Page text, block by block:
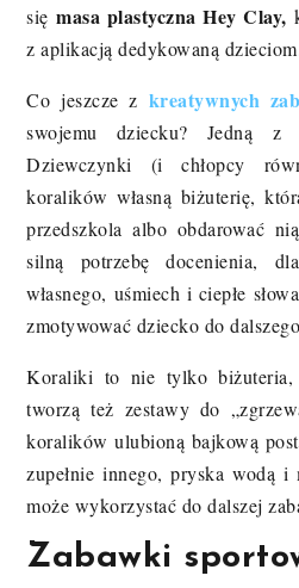
się masa plastyczna Hey Clay,
z aplikacją dedykowaną
Co jeszcze z kreatywnych
swojemu dziecku? Jedną z
Dziewczynki (i chłopcy
koralików własną biżuterię,
przedszkola albo obdarować
silną potrzebę docenienia,
własnego, uśmiech i ciepłe
zmotywować dziecko do
Koraliki to nie tylko biżuteria,
tworzą też zestawy do
koralików ulubioną bajkową
zupełnie innego, pryska wodą
może wykorzystać do dalszej
Zabawki